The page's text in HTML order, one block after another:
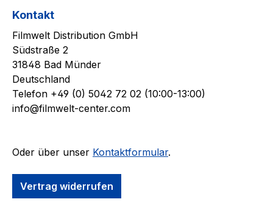
Kontakt
Filmwelt Distribution GmbH
Südstraße 2
31848 Bad Münder
Deutschland
Telefon +49 (0) 5042 72 02 (10:00-13:00)
info@filmwelt-center.com
Oder über unser Kontaktformular.
Vertrag widerrufen